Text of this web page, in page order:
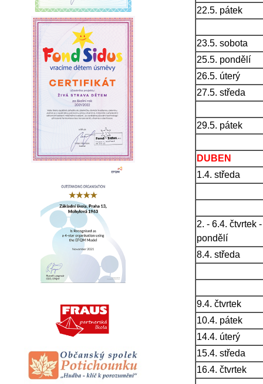
22.5. pátek
23.5. sobota
25.5. pondělí
26.5. úterý
27.5. středa
29.5. pátek
DUBEN
1.4. středa
2. - 6.4. čtvrtek -
pondělí
8.4. středa
9.4. čtvrtek
10.4. pátek
14.4. úterý
15.4. středa
16.4. čtvrtek